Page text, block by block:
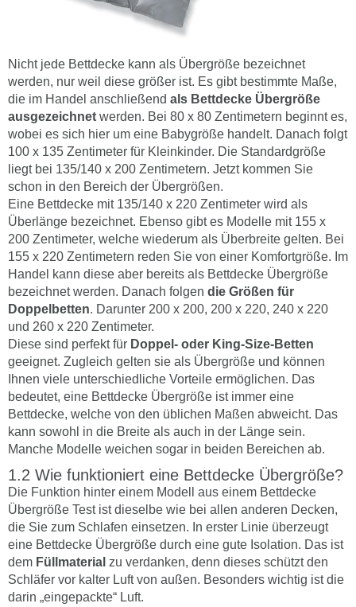
Nicht jede Bettdecke kann als Übergröße bezeichnet
werden, nur weil diese größer ist. Es gibt bestimmte Maße,
die im Handel anschließend als Bettdecke Übergröße
ausgezeichnet werden. Bei 80 x 80 Zentimetern beginnt es,
wobei es sich hier um eine Babygröße handelt. Danach folgt
100 x 135 Zentimeter für Kleinkinder. Die Standardgröße
liegt bei 135/140 x 200 Zentimetern. Jetzt kommen Sie
schon in den Bereich der Übergrößen.
Eine Bettdecke mit 135/140 x 220 Zentimeter wird als
Überlänge bezeichnet. Ebenso gibt es Modelle mit 155 x
200 Zentimeter, welche wiederum als Überbreite gelten. Bei
155 x 220 Zentimetern reden Sie von einer Komfortgröße. Im
Handel kann diese aber bereits als Bettdecke Übergröße
bezeichnet werden. Danach folgen die Größen für
Doppelbetten. Darunter 200 x 200, 200 x 220, 240 x 220
und 260 x 220 Zentimeter.
Diese sind perfekt für Doppel- oder King-Size-Betten
geeignet. Zugleich gelten sie als Übergröße und können
Ihnen viele unterschiedliche Vorteile ermöglichen. Das
bedeutet, eine Bettdecke Übergröße ist immer eine
Bettdecke, welche von den üblichen Maßen abweicht. Das
kann sowohl in die Breite als auch in der Länge sein.
Manche Modelle weichen sogar in beiden Bereichen ab.
Wie funktioniert eine Bettdecke Übergröße?
Die Funktion hinter einem Modell aus einem Bettdecke
Übergröße Test ist dieselbe wie bei allen anderen Decken,
die Sie zum Schlafen einsetzen. In erster Linie überzeugt
eine Bettdecke Übergröße durch eine gute Isolation. Das ist
dem Füllmaterial zu verdanken, denn dieses schützt den
Schläfer vor kalter Luft von außen. Besonders wichtig ist die
darin „eingepackte“ Luft.